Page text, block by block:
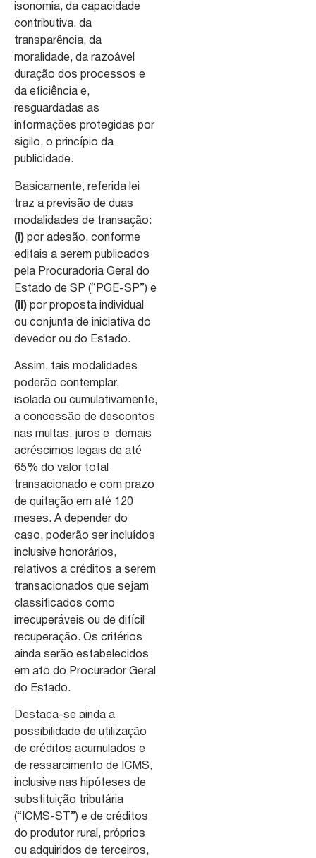
isonomia, da capacidade
contributiva, da
transparência, da
moralidade, da razoável
duração dos processos e
da eficiência e,
resguardadas as
informações protegidas por
sigilo, o princípio da
publicidade.
Basicamente, referida lei
traz a previsão de duas
modalidades de transação:
(i) por adesão, conforme
editais a serem publicados
pela Procuradoria Geral do
Estado de SP (“PGE-SP”) e
(ii) por proposta individual
ou conjunta de iniciativa do
devedor ou do Estado.
Assim, tais modalidades
poderão contemplar,
isolada ou cumulativamente,
a concessão de descontos
nas multas, juros e demais
acréscimos legais de até
65% do valor total
transacionado e com prazo
de quitação em até 120
meses. A depender do
caso, poderão ser incluídos
inclusive honorários,
relativos a créditos a serem
transacionados que sejam
classificados como
irrecuperáveis ou de difícil
recuperação. Os critérios
ainda serão estabelecidos
em ato do Procurador Geral
do Estado.
Destaca-se ainda a
possibilidade de utilização
de créditos acumulados e
de ressarcimento de ICMS,
inclusive nas hipóteses de
substituição tributária
(“ICMS-ST”) e de créditos
do produtor rural, próprios
ou adquiridos de terceiros,